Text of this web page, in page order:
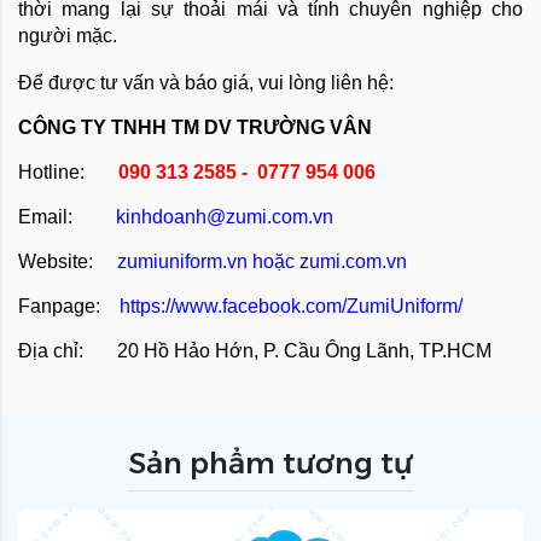
thời mang lại sự thoải mái và tính chuyên nghiệp cho
người mặc.
Để được tư vấn và báo giá, vui lòng liên hệ:
CÔNG TY TNHH TM DV TRƯỜNG VÂN
Hotline: 090 313 2585 - 0777 954 006
Email: kinhdoanh@zumi.com.vn
Website: zumiuniform.vn hoặc zumi.com.vn
Fanpage: https://www.facebook.com/ZumiUniform/
Địa chỉ: 20 Hồ Hảo Hớn, P. Cầu Ông Lãnh, TP.HCM
Sản phẩm tương tự